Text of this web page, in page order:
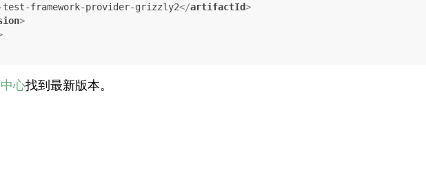
framework-provider-grizzly2</artifactId>
>
心找到最新版本。